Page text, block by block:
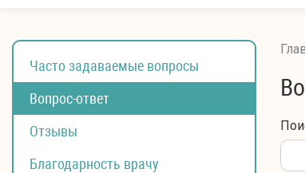
Часто задаваемые вопросы
Вопрос-ответ
Отзывы
Благодарность врачу